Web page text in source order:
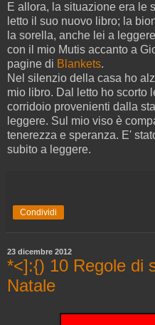
E allora, la situazione era le
letto il suo nuovo libro; la
la sorella, anche lei a
con il mio Mutis accanto a
pagine di Blankets.
Nel silenzio della casa ho
mio libro. Dal letto ho scorto
corridoio provenienti dalla
leggere. Sul mio viso è
tenerezza e speranza. E'
subito a leggere.
Condividi
23 dicembre 2012
*<]:{) 10 Regole di
Natale